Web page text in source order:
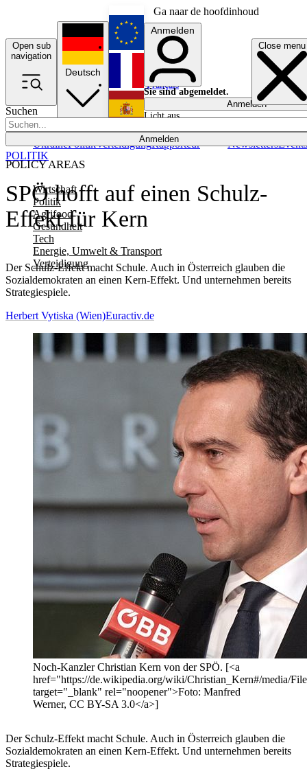
Ga naar de hoofdinhoud
Open sub
navigation
Close menu
Suchen
Anmelden
POLICY AREAS
Wirtschaft
Politik
Agrifood
Gesundheit
Tech
Energie, Umwelt & Transport
Verteidigung
UkrainePolitikVerteidigungRapporteur NewslettersEvents
Deutsch
English
Français
Anmelden
Sie sind abgemeldet.
Anmelden
Licht aus
SPÖ hofft auf einen Schulz-
Effekt für Kern
Der Schulz-Effekt macht Schule. Auch in Österreich glauben die
Sozialdemokraten an einen Kern-Effekt. Und unternehmen bereits
Strategiespiele.
POLITIK
Herbert Vytiska (Wien)Euractiv.de
Noch-Kanzler Christian Kern von der SPÖ. [<a
href="https://de.wikipedia.org/wiki/Christian_Kern#/media/
target="_blank" rel="noopener">Foto: Manfred
Werner, CC BY-SA 3.0</a>]
Der Schulz-Effekt macht Schule. Auch in Österreich glauben die
Sozialdemokraten an einen Kern-Effekt. Und unternehmen bereits
Strategiespiele.